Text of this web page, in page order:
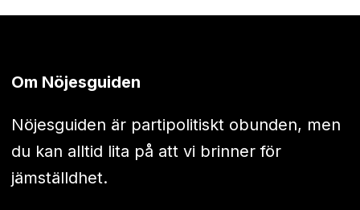
Om Nöjesguiden
Nöjesguiden är partipolitiskt obunden, men
du kan alltid lita på att vi brinner för
jämställdhet.